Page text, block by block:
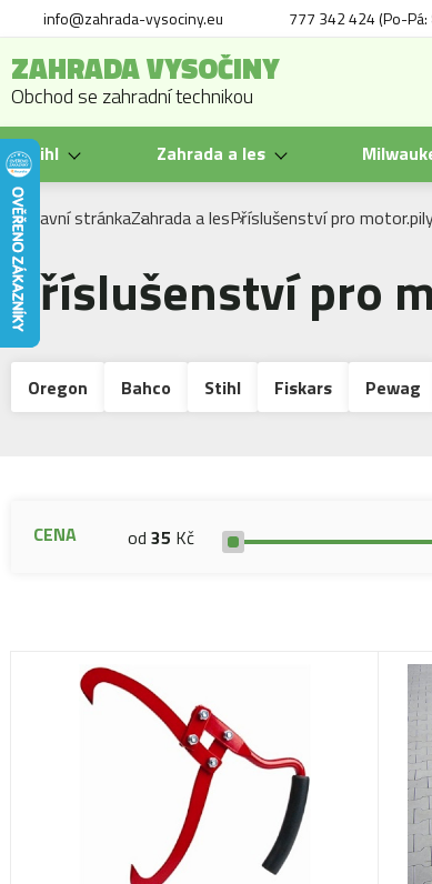
info@zahrada-vysociny.eu 777 342 424 (Po-
ZAHRADA VYSOČINY
Obchod se zahradní technikou
Stihl Zahrada a les
Hlavní stránkaZahrada a lesPříslušenství pro
Příslušenství pro
Oregon Bahco Stihl Fiskars Pewag
CENA od 35 Kč